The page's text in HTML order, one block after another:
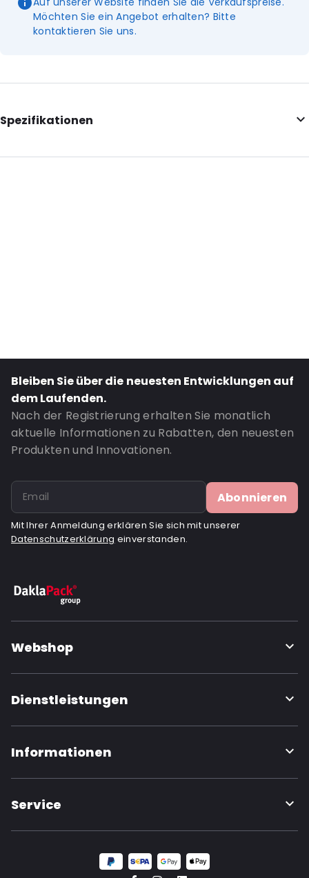
Möchten Sie ein Angebot erhalten? Bitte
kontaktieren Sie uns.
Spezifikationen
Additional information: Mit Aufreißkerben
Header: 30
Bottom gusset: 40
Bestell-ID: 302
Bleiben Sie über die neuesten Entwicklungen auf
dem Laufenden.
Nach der Registrierung erhalten Sie monatlich
aktuelle Informationen zu Rabatten, den neuesten
Produkten und Innovationen.
Abonnieren
Mit Ihrer Anmeldung erklären Sie sich mit unserer
Datenschutzerklärung einverstanden.
Webshop
Dienstleistungen
Informationen
Service